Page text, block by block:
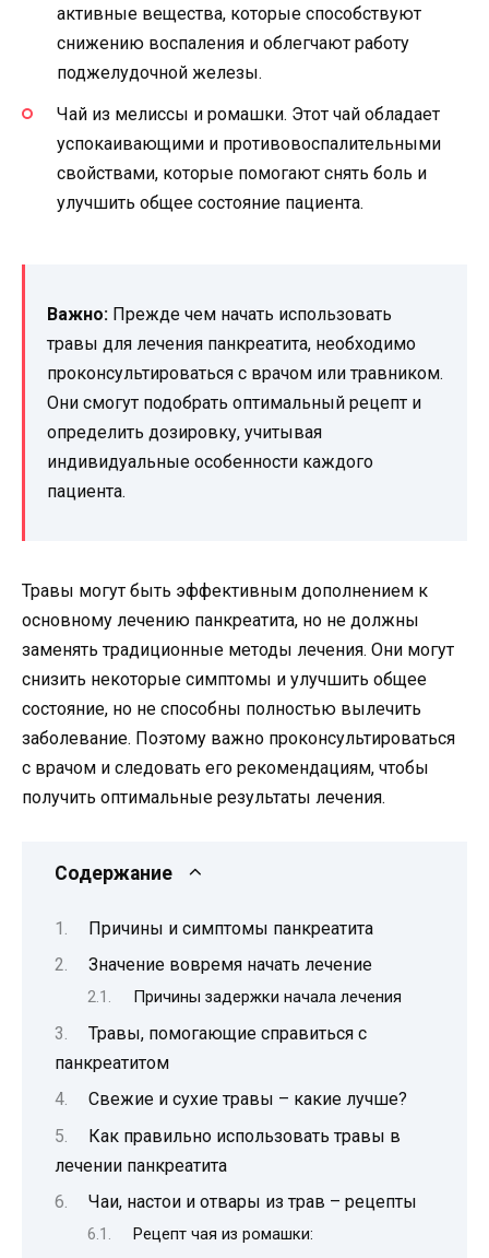
активные вещества, которые способствуют
снижению воспаления и облегчают работу
поджелудочной железы.
Чай из мелиссы и ромашки. Этот чай обладает
успокаивающими и противовоспалительными
свойствами, которые помогают снять боль и
улучшить общее состояние пациента.
Важно: Прежде чем начать использовать
травы для лечения панкреатита, необходимо
проконсультироваться с врачом или травником.
Они смогут подобрать оптимальный рецепт и
определить дозировку, учитывая
индивидуальные особенности каждого
пациента.
Травы могут быть эффективным дополнением к
основному лечению панкреатита, но не должны
заменять традиционные методы лечения. Они могут
снизить некоторые симптомы и улучшить общее
состояние, но не способны полностью вылечить
заболевание. Поэтому важно проконсультироваться
с врачом и следовать его рекомендациям, чтобы
получить оптимальные результаты лечения.
Содержание
Причины и симптомы панкреатита
Значение вовремя начать лечение
Причины задержки начала лечения
Травы, помогающие справиться с
панкреатитом
Свежие и сухие травы – какие лучше?
Как правильно использовать травы в
лечении панкреатита
Чаи, настои и отвары из трав – рецепты
Рецепт чая из ромашки: